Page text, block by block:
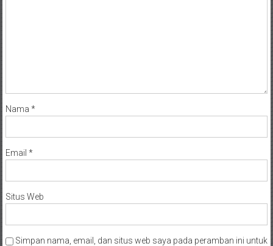
Nama *
Email *
Situs Web
Simpan nama, email, dan situs web saya pada peramban ini untuk